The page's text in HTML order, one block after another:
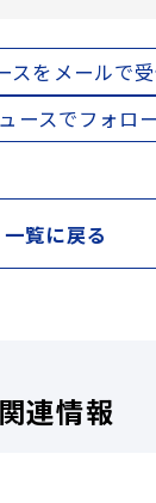
スをメールで
ースでフォロ
一覧に戻る
関連情報